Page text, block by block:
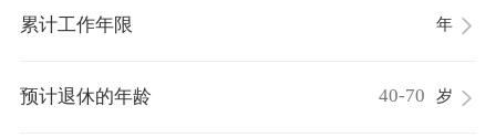
累计工作年限 年
预计退休的年龄 岁